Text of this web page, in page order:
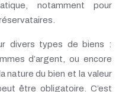
notamment pour
divers types de biens :
d’argent, ou encore
nature du bien et la valeur
être obligatoire. C’est